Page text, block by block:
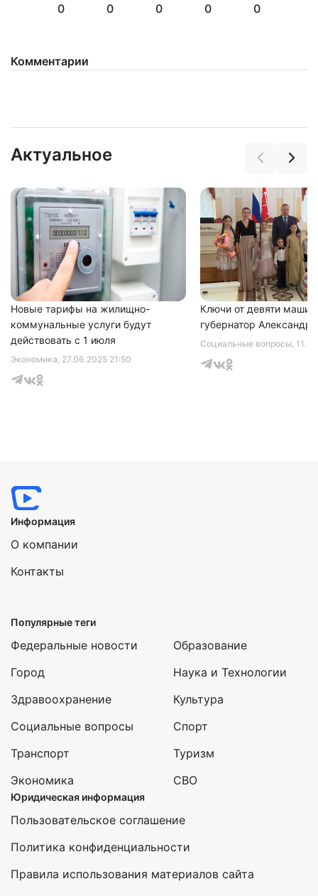
0 0 0 0 0
Комментарии
Актуальное
Экономика, 27.06.2025 21:50
Новые тарифы на жилищно-
коммунальные услуги будут
действовать с 1 июля
Социальные вопросы,
Ключи от девяти машин
губернатор Александр
Информация
О компании
Контакты
Популярные теги
Федеральные новости
Город
Здравоохранение
Социальные вопросы
Транспорт
Экономика
Образование
Наука и Технологии
Культура
Спорт
Туризм
СВО
Юридическая информация
Пользовательское соглашение
Политика конфиденциальности
Правила использования материалов сайта